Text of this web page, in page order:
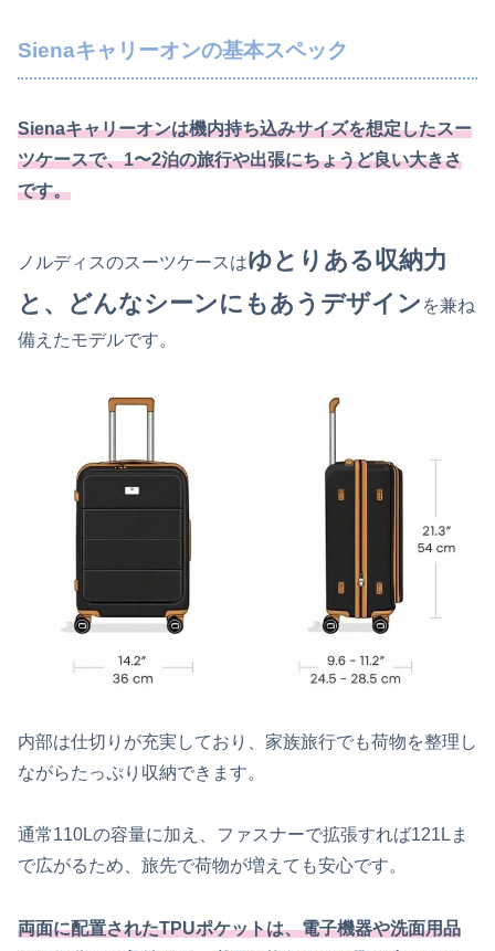
Sienaキャリーオンの基本スペック
Sienaキャリーオンは機内持ち込みサイズを想定したスー
ツケースで、1〜2泊の旅行や出張にちょうど良い大きさ
です。
ノルディスのスーツケースはゆとりある収納力
と、どんなシーンにもあうデザイン を兼ね
備えたモデルです。
内部は仕切りが充実しており、家族旅行でも荷物を整理し
ながらたっぷり収納できます。
通常110Lの容量に加え、ファスナーで拡張すれば121Lま
で広がるため、旅先で荷物が増えても安心です。
両面に配置されたTPUポケットは、電子機器や洗面用品